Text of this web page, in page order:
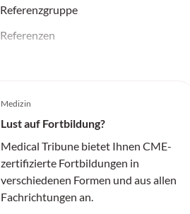
Referenzgruppe
Referenzen
Medizin
Lust auf Fortbildung?
Medical Tribune bietet Ihnen CME-
zertifizierte Fortbildungen in
verschiedenen Formen und aus allen
Fachrichtungen an.